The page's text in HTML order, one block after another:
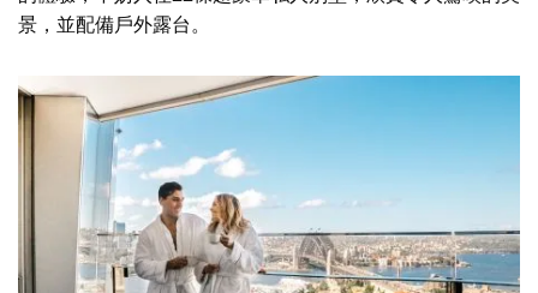
景，並配備戶外露台。